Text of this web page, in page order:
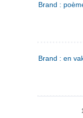
Brand :
Brand : en